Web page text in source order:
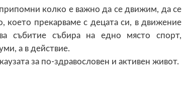
колко е важно да се движим, да се
прекарваме с децата си, в движение
събитие събира на едно място спорт,
а в действие.
за по-здравословен и активен живот.